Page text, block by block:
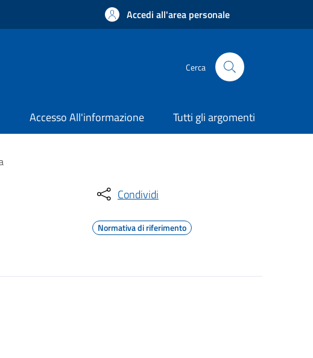
Accedi all'area personale
Cerca
Accesso All'informazione Tutti gli argomenti
Condividi
Normativa di riferimento